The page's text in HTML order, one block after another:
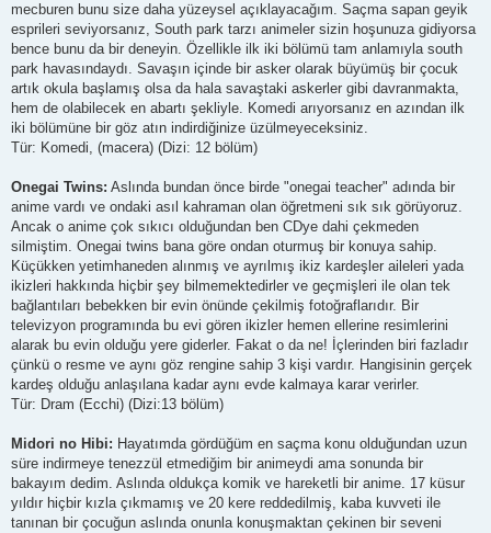
mecburen bunu size daha yüzeysel açıklayacağım. Saçma sapan geyik
esprileri seviyorsanız, South park tarzı animeler sizin hoşunuza gidiyorsa
bence bunu da bir deneyin. Özellikle ilk iki bölümü tam anlamıyla south
park havasındaydı. Savaşın içinde bir asker olarak büyümüş bir çocuk
artık okula başlamış olsa da hala savaştaki askerler gibi davranmakta,
hem de olabilecek en abartı şekliyle. Komedi arıyorsanız en azından ilk
iki bölümüne bir göz atın indirdiğinize üzülmeyeceksiniz.
Tür: Komedi, (macera) (Dizi: 12 bölüm)
Onegai Twins: Aslında bundan önce birde "onegai teacher" adında bir
anime vardı ve ondaki asıl kahraman olan öğretmeni sık sık görüyoruz.
Ancak o anime çok sıkıcı olduğundan ben CDye dahi çekmeden
silmiştim. Onegai twins bana göre ondan oturmuş bir konuya sahip.
Küçükken yetimhaneden alınmış ve ayrılmış ikiz kardeşler aileleri yada
ikizleri hakkında hiçbir şey bilmemektedirler ve geçmişleri ile olan tek
bağlantıları bebekken bir evin önünde çekilmiş fotoğraflarıdır. Bir
televizyon programında bu evi gören ikizler hemen ellerine resimlerini
alarak bu evin olduğu yere giderler. Fakat o da ne! İçlerinden biri fazladır
çünkü o resme ve aynı göz rengine sahip 3 kişi vardır. Hangisinin gerçek
kardeş olduğu anlaşılana kadar aynı evde kalmaya karar verirler.
Tür: Dram (Ecchi) (Dizi:13 bölüm)
Midori no Hibi: Hayatımda gördüğüm en saçma konu olduğundan uzun
süre indirmeye tenezzül etmediğim bir animeydi ama sonunda bir
bakayım dedim. Aslında oldukça komik ve hareketli bir anime. 17 küsur
yıldır hiçbir kızla çıkmamış ve 20 kere reddedilmiş, kaba kuvveti ile
tanınan bir çocuğun aslında onunla konuşmaktan çekinen bir seveni